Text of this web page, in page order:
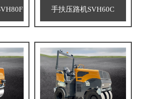
手扶压路机SVH60C